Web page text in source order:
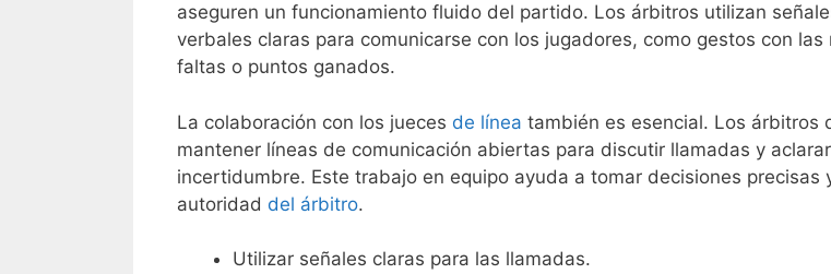
aseguren un funcionamiento fluido del partido. Los árbitros utilizan
verbales claras para comunicarse con los jugadores, como gestos con las
faltas o puntos ganados.
La colaboración con los jueces de línea también es esencial. Los árbitros
mantener líneas de comunicación abiertas para discutir llamadas y
incertidumbre. Este trabajo en equipo ayuda a tomar decisiones precisas
autoridad del árbitro.
Utilizar señales claras para las llamadas.